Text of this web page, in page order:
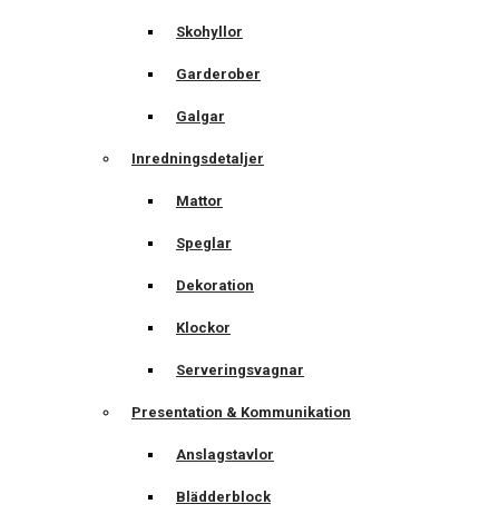
Skohyllor
Garderober
Galgar
Inredningsdetaljer
Mattor
Speglar
Dekoration
Klockor
Serveringsvagnar
Presentation & Kommunikation
Anslagstavlor
Blädderblock